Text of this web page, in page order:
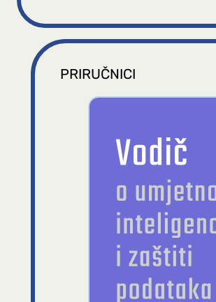
PRIRUČNICI